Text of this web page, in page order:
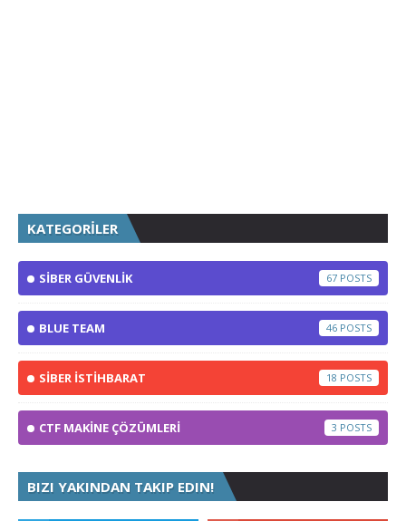
KATEGORİLER
SİBER GÜVENLİK 67
BLUE TEAM 46
SİBER İSTİHBARAT 18
CTF MAKİNE ÇÖZÜMLERİ 3
BIZI YAKINDAN TAKIP EDIN!